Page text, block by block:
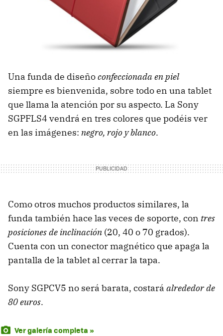
Una funda de diseñoconfeccionada en piel
siempre es bienvenida, sobre todo en una tablet
que llama la atención por su aspecto. La Sony
SGPFLS4 vendrá en tres colores que podéis ver
en las imágenes: negro, rojo y blanco.
Como otros muchos productos similares, la
funda también hace las veces de soporte, con tres
posiciones de inclinación (20, 40 o 70 grados).
Cuenta con un conector magnético que apaga la
pantalla de la tablet al cerrar la tapa.
Sony SGPCV5 no será barata, costará alrededor de
80 euros.
Ver galería completa »